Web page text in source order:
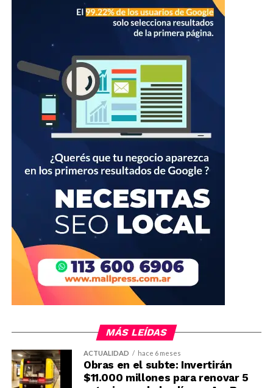
MÁS LEÍDAS
ACTUALIDAD hace 6 meses
Obras en el subte: Invertirán
$11.000 millones para renovar 5